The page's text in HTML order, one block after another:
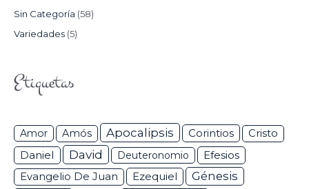
Sin Categoría (58)
Variedades (5)
Etiquetas
Amor Amós Apocalipsis Corintios Cristo
Daniel David Deuteronomio Efesios
Evangelio De Juan Ezequiel
Génesis